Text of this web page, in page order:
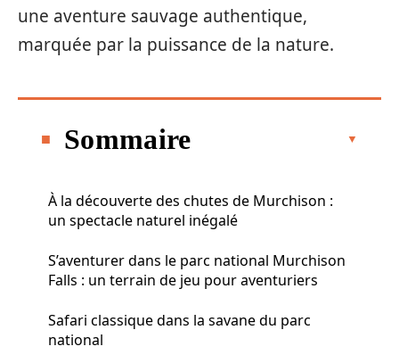
une aventure sauvage authentique,
marquée par la puissance de la nature.
Sommaire
À la découverte des chutes de Murchison :
un spectacle naturel inégalé
S’aventurer dans le parc national Murchison
Falls : un terrain de jeu pour aventuriers
Safari classique dans la savane du parc
national